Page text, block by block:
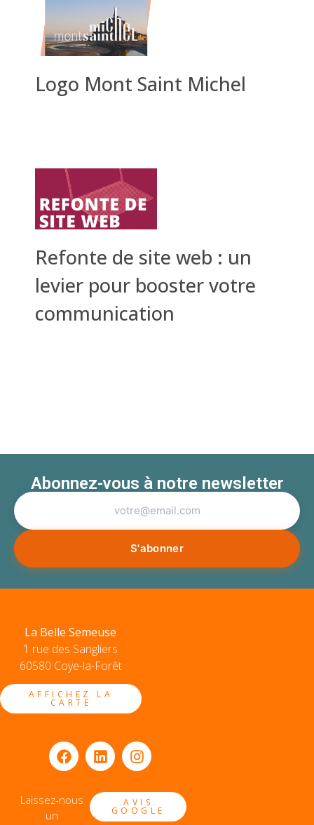
Logo Mont Saint Michel
Refonte de site web : un
levier pour booster votre
communication
Abonnez-vous à notre newsletter
La Belle Semeuse
1 rue des Sangliers
60580 Coye-la-Forêt
AFFICHEZ LA
CARTE
Laissez-nous
un
AVIS
GOOGLE